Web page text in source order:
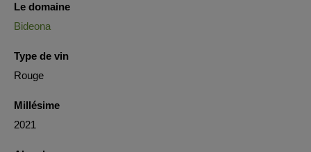
Le domaine
Bideona
Type de vin
Rouge
Millésime
2021